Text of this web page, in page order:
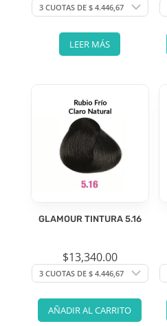
LEER MÁS
GLAMOUR TINTURA 5.16
$13,340.00
AÑADIR AL CARRITO